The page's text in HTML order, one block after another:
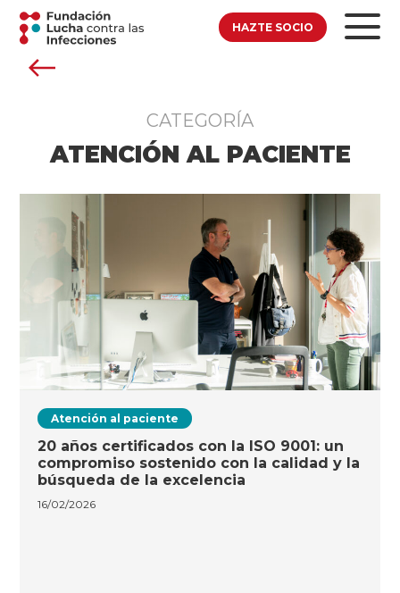
HAZTE SOCIO
CATEGORÍA
ATENCIÓN AL PACIENTE
Atención al paciente
20 años certificados con la ISO 9001: un
compromiso sostenido con la calidad y la
búsqueda de la excelencia
16/02/2026